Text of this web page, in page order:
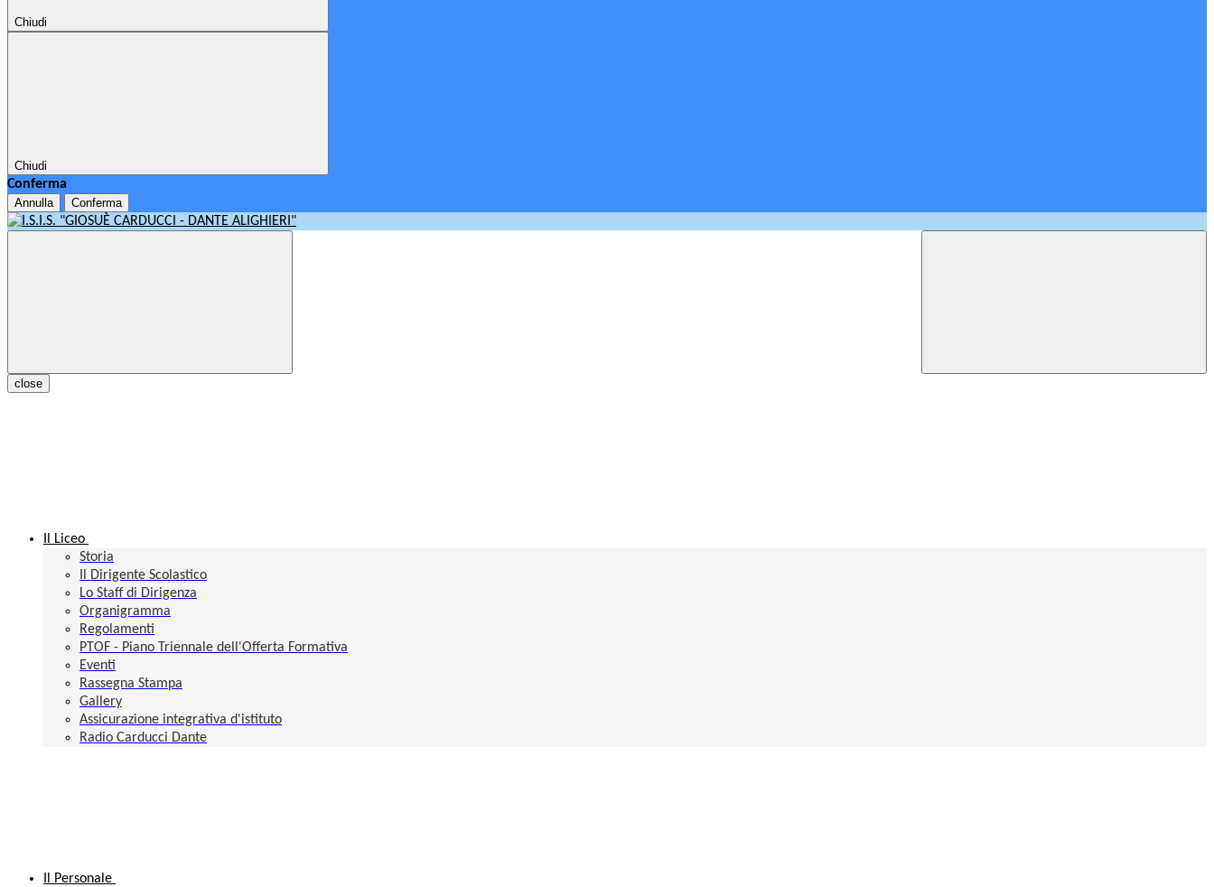
Chiudi
Chiudi
Conferma
Annulla Conferma
close
Il Liceo
Storia
Il Dirigente Scolastico
Lo Staff di Dirigenza
Organigramma
Regolamenti
PTOF - Piano Triennale dell'Offerta Formativa
Eventi
Rassegna Stampa
Gallery
Assicurazione integrativa d'istituto
Radio Carducci Dante
Il Personale